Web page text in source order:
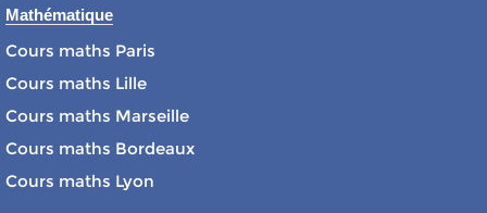
Mathématique
Cours maths Paris
Cours maths Lille
Cours maths Marseille
Cours maths Bordeaux
Cours maths Lyon